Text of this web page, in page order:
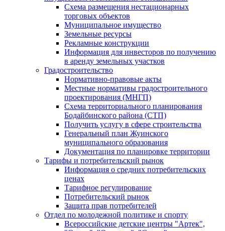
Схема размещения нестационарных
торговых объектов
Муниципальное имущество
Земельные ресурсы
Рекламные конструкции
Информация для инвесторов по получению
в аренду земельных участков
Градостроительство
Нормативно-правовые акты
Местные нормативы градостроительного
проектирования (МНГП)
Схема территориального планирования
Бодайбинского района (СТП)
Получить услугу в сфере строительства
Генеральный план Жуинского
муниципального образования
Документация по планировке территории
Тарифы и потребительский рынок
Информация о средних потребительских
ценах
Тарифное регулирование
Потребительский рынок
Защита прав потребителей
Отдел по молодежной политике и спорту
Всероссийские детские центры "Артек",